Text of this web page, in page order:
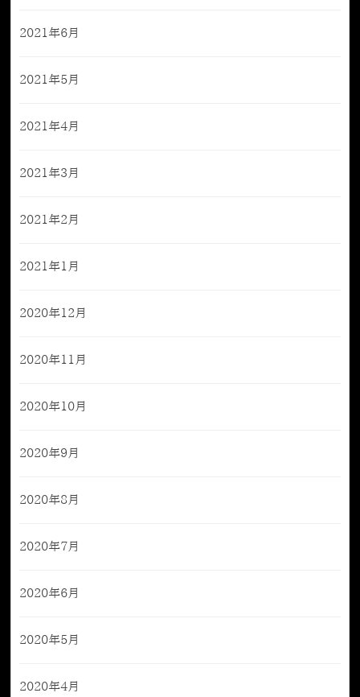
2021年6月
2021年5月
2021年4月
2021年3月
2021年2月
2021年1月
2020年12月
2020年11月
2020年10月
2020年9月
2020年8月
2020年7月
2020年6月
2020年5月
2020年4月